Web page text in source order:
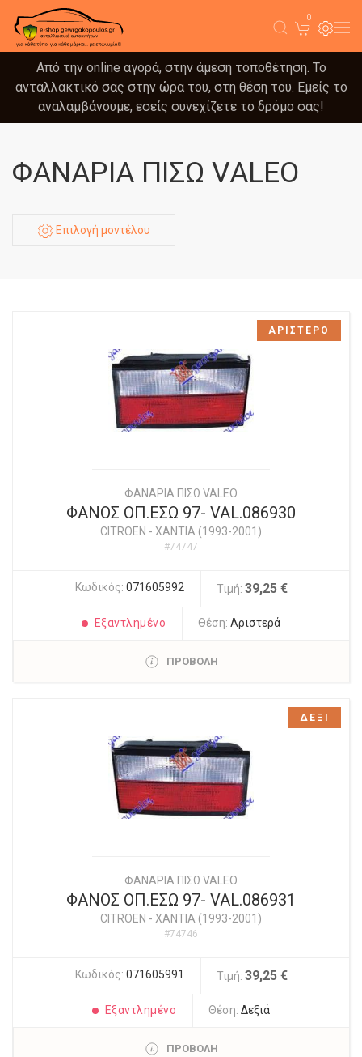
0
Από την online αγορά, στην άμεση τοποθέτηση. Το
ανταλλακτικό σας στην ώρα του, στη θέση του. Εμείς το
αναλαμβάνουμε, εσείς συνεχίζετε το δρόμο σας!
ΦΑΝΑΡΙΑ ΠΙΣΩ VALEO
Επιλογή μοντέλου
ΦΑΝΑΡΙΑ ΠΙΣΩ VALEO
ΦΑΝΟΣ ΟΠ.ΕΣΩ 97- VAL.086930
CITROEN - XANTIA (1993-2001)
#74747
Κωδικός: 071605992 Τιμή: 39,25 €
Εξαντλημένο Θέση:Αριστερά
ΠΡΟΒΟΛΗ
ΑΡΙΣΤΕΡΟ
ΦΑΝΑΡΙΑ ΠΙΣΩ VALEO
ΦΑΝΟΣ ΟΠ.ΕΣΩ 97- VAL.086931
CITROEN - XANTIA (1993-2001)
#74746
Κωδικός: 071605991 Τιμή: 39,25 €
Εξαντλημένο Θέση:Δεξιά
ΠΡΟΒΟΛΗ
ΔΕΞΙ